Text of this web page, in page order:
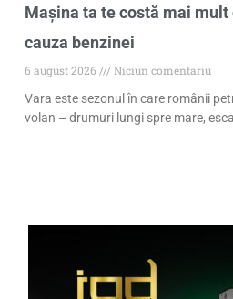
Mașina ta te costă mai
cauza benzinei
6 august 2026
Niciun comentariu
Vara este sezonul în care românii
volan – drumuri lungi spre mare,